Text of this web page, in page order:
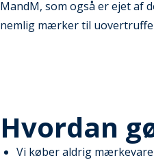
MandM, som også er ejet af
nemlig mærker til
Hvordan
Vi køber aldrig